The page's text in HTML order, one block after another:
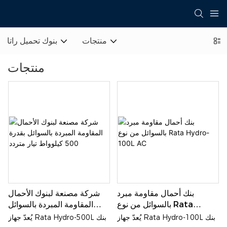
بنوك تحميل راتا منتجات
منتجات
شركة مصنعة لبنوك الأحمال
المقاومة المبردة بالسوائل
بقدرة 500 كيلوواط تيار متردد
يُعدّ جهاز Rata Hydro-500L بنك
بنك أحمال مقاومة مبرد
بالسوائل من نوع Rata
Hydro-100L AC
يُعدّ جهاز Rata Hydro-100L بنك